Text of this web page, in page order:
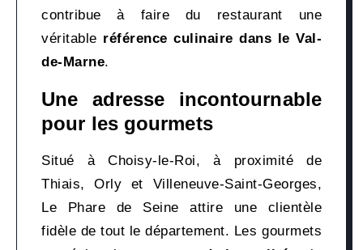
contribue à faire du restaurant une
véritable référence culinaire dans le Val-
de-Marne.
Une adresse incontournable
pour les gourmets
Situé à Choisy-le-Roi, à proximité de
Thiais, Orly et Villeneuve-Saint-Georges,
Le Phare de Seine attire une clientèle
fidèle de tout le département. Les gourmets